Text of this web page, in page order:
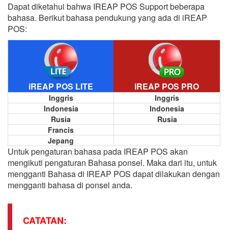
Dapat diketahui bahwa IREAP POS Support beberapa
bahasa. Berikut bahasa pendukung yang ada di iREAP
POS:
iREAP POS LITE iREAP POS PRO
Inggris
Inggris
Indonesia
Indonesia
Rusia
Rusia
Francis
Jepang
Untuk pengaturan bahasa pada IREAP POS akan
mengikuti pengaturan Bahasa ponsel. Maka dari itu, untuk
mengganti Bahasa di IREAP POS dapat dilakukan dengan
mengganti bahasa di ponsel anda.
CATATAN: